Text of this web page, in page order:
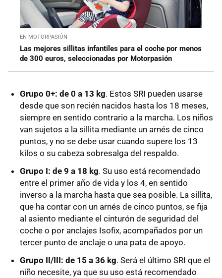
EN MOTORPASIÓN
Las mejores sillitas infantiles para el coche por menos
de 300 euros, seleccionadas por Motorpasión
Grupo 0+: de 0 a 13 kg. Estos SRI pueden usarse
desde que son recién nacidos hasta los 18 meses,
siempre en sentido contrario a la marcha. Los niños
van sujetos a la sillita mediante un arnés de cinco
puntos, y no se debe usar cuando supere los 13
kilos o su cabeza sobresalga del respaldo.
Grupo I: de 9 a 18 kg. Su uso está recomendado
entre el primer año de vida y los 4, en sentido
inverso a la marcha hasta que sea posible. La sillita,
que ha contar con un arnés de cinco puntos, se fija
al asiento mediante el cinturón de seguridad del
coche o por anclajes Isofix, acompañados por un
tercer punto de anclaje o una pata de apoyo.
Grupo II/III: de 15 a 36 kg. Será el último SRI que el
niño necesite, ya que su uso está recomendado